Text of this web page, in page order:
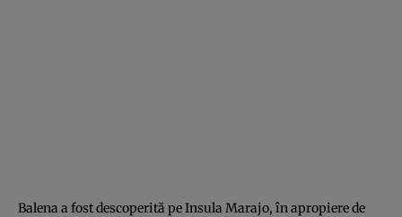
Balena a fost descoperită pe Insula Marajo, în apropiere de